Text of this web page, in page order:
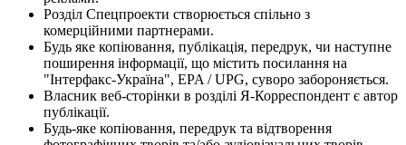
Розділ Спецпроекти створюється спільно з
комерційними партнерами.
Будь яке копіювання, публікація, передрук, чи наступне
поширення інформації, що містить посилання на
"Інтерфакс-Україна", EPA / UPG, суворо забороняється.
Власник веб-сторінки в розділі Я-Корреспондент є автор
публікації.
Будь-яке копіювання, передрук та відтворення